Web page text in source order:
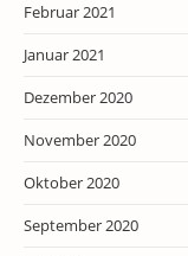
Februar 2021
Januar 2021
Dezember 2020
November 2020
Oktober 2020
September 2020